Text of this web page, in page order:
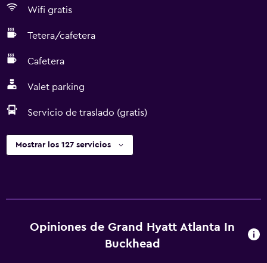
Wifi gratis
Tetera/cafetera
Cafetera
Valet parking
Servicio de traslado (gratis)
Mostrar los 127 servicios
Opiniones de Grand Hyatt Atlanta In
Buckhead